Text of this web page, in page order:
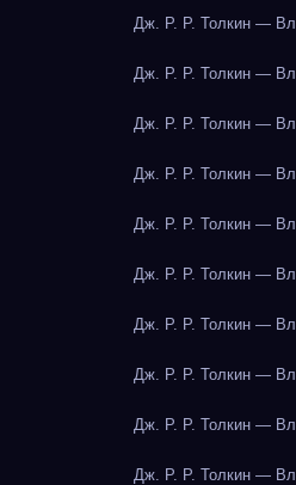
Дж. Р. Р. Толкин —
Дж. Р. Р. Толкин —
Дж. Р. Р. Толкин —
Дж. Р. Р. Толкин —
Дж. Р. Р. Толкин —
Дж. Р. Р. Толкин —
Дж. Р. Р. Толкин —
Дж. Р. Р. Толкин —
Дж. Р. Р. Толкин —
Дж. Р. Р. Толкин —